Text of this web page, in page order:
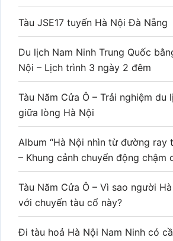
Tàu JSE17 tuyến Hà Nội Đà Nẵng
Du lịch Nam Ninh Trung Quốc
Nội – Lịch trình 3 ngày 2 đêm
Tàu Năm Cửa Ô – Trải nghiệm du
giữa lòng Hà Nội
Album “Hà Nội nhìn từ đường ray
– Khung cảnh chuyển động chậm
Tàu Năm Cửa Ô – Vì sao người
với chuyến tàu cổ này?
Đi tàu hoả Hà Nội Nam Ninh có